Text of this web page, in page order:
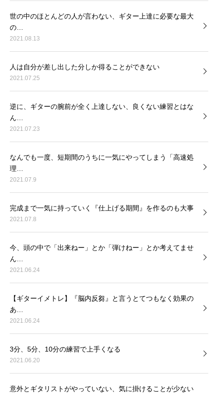
世の中のほとんどの人が言わない、ギター上達に必要な最大
の…
2021.08.13
人は自分が差し出した分しか得ることができない
2021.07.25
逆に、ギターの腕前が全く上達しない、良くない練習とはな
ん…
2021.07.23
なんでも一度、短期間のうちに一気にやってしまう「高速処
理…
2021.07.9
完成まで一気に持っていく『仕上げる期間』を作るのも大事
2021.07.8
今、頭の中で「出来ねー」とか「弾けねー」とか考えてませ
ん…
2021.06.24
【ギターイメトレ】『脳内反芻』と言うとてつもなく効果の
あ…
2021.06.24
3分、5分、10分の練習で上手くなる
2021.06.20
意外とギタリストがやっていない、気に掛けることが少ない